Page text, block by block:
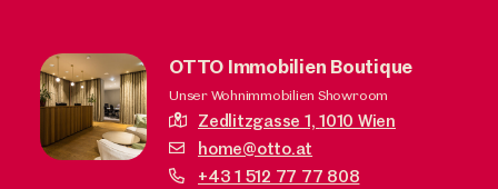
OTTO Immobilien Boutique
Unser Wohnimmobilien Showroom
Zedlitzgasse 1,1010 Wien
home@otto.at
+43 1 512 77 77 808